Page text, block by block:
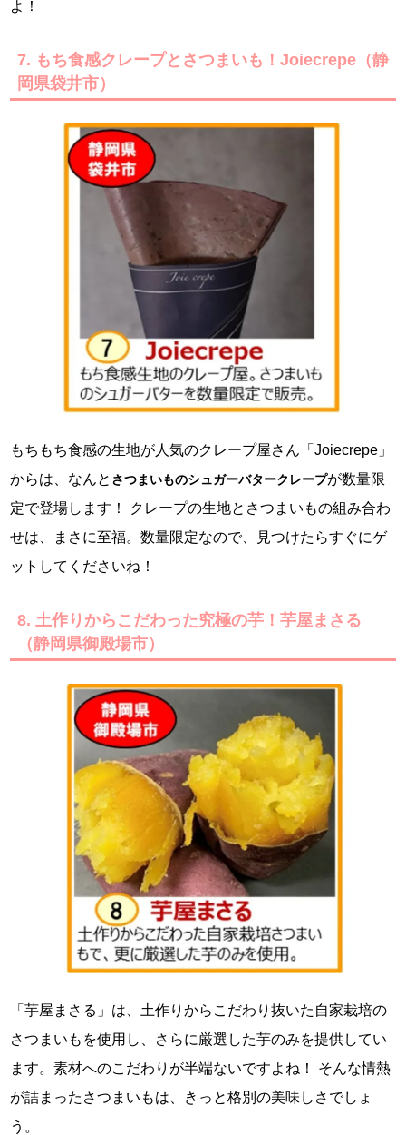
よ！
7. もち食感クレープとさつまいも！Joiecrepe（静
岡県袋井市）
もちもち食感の生地が人気のクレープ屋さん「Joiecrepe」
からは、なんと さつまいものシュガーバタークレープが数量限
定で登場します！ クレープの生地とさつまいもの組み合わ
せは、まさに至福。数量限定なので、見つけたらすぐにゲ
ットしてくださいね！
8. 土作りからこだわった究極の芋！芋屋まさる
（静岡県御殿場市）
「芋屋まさる」は、土作りからこだわり抜いた自家栽培の
さつまいもを使用し、さらに厳選した芋のみを提供してい
ます。素材へのこだわりが半端ないですよね！ そんな情熱
が詰まったさつまいもは、きっと格別の美味しさでしょ
う。